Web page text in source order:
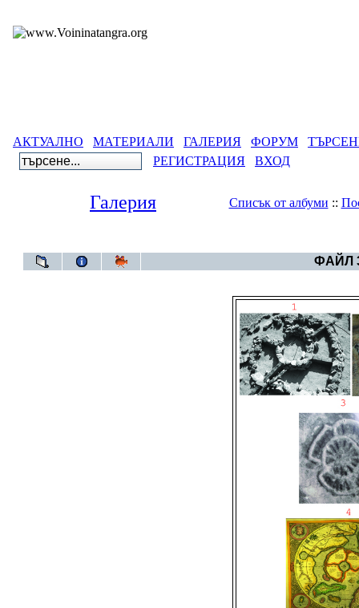
АКТУАЛНО МАТЕРИАЛИ ГАЛЕРИЯ ФОРУМ
РЕГИСТРАЦИЯ
ВХОД
Галерия Списък от албуми ::
ФАЙЛ